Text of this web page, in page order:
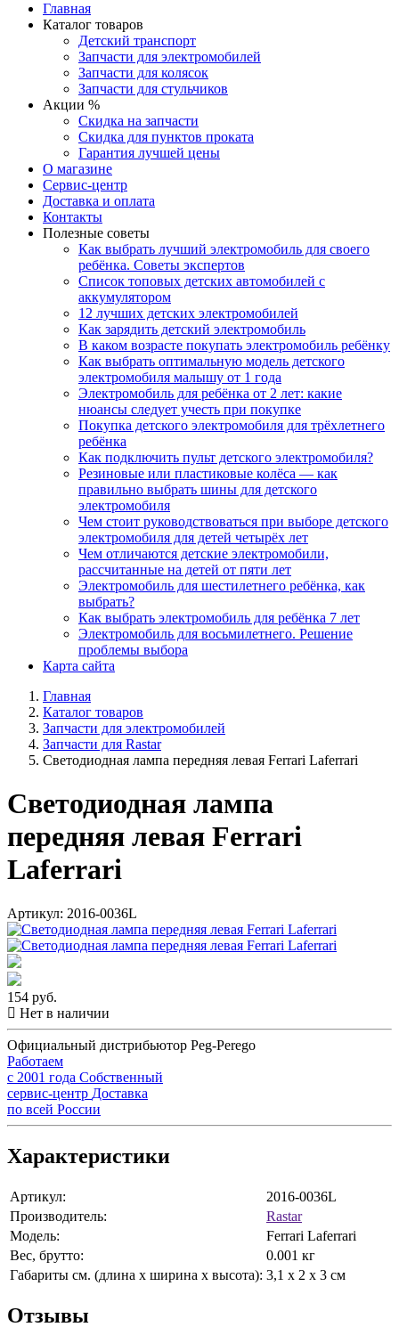
Главная
Каталог товаров
Детский транспорт
Запчасти для электромобилей
Запчасти для колясок
Запчасти для стульчиков
Акции %
Скидка на запчасти
Скидка для пунктов проката
Гарантия лучшей цены
О магазине
Сервис-центр
Доставка и оплата
Контакты
Полезные советы
Как выбрать лучший электромобиль для своего
ребёнка. Советы экспертов
Список топовых детских автомобилей с
аккумулятором
12 лучших детских электромобилей
Как зарядить детский электромобиль
В каком возрасте покупать электромобиль ребёнку
Как выбрать оптимальную модель детского
электромобиля малышу от 1 года
Электромобиль для ребёнка от 2 лет: какие
нюансы следует учесть при покупке
Покупка детского электромобиля для трёхлетнего
ребёнка
Как подключить пульт детского электромобиля?
Резиновые или пластиковые колёса — как
правильно выбрать шины для детского
электромобиля
Чем стоит руководствоваться при выборе детского
электромобиля для детей четырёх лет
Чем отличаются детские электромобили,
рассчитанные на детей от пяти лет
Электромобиль для шестилетнего ребёнка, как
выбрать?
Как выбрать электромобиль для ребёнка 7 лет
Электромобиль для восьмилетнего. Решение
проблемы выбора
Карта сайта
Главная
Каталог товаров
Запчасти для электромобилей
Запчасти для Rastar
Светодиодная лампа передняя левая Ferrari Laferrari
Светодиодная лампа
передняя левая Ferrari
Laferrari
Артикул: 2016-0036L
154 руб.
Нет в наличии
Официальный дистрибьютор Peg-Perego
Работаем
с 2001 года Собственный
сервис-центр Доставка
по всей России
Характеристики
Артикул:
2016-0036L
Производитель:
Rastar
Модель:
Ferrari Laferrari
Вес, брутто:
0.001 кг
Габариты см. (длина x ширина x высота): 3,1 x 2 x 3 см
Отзывы